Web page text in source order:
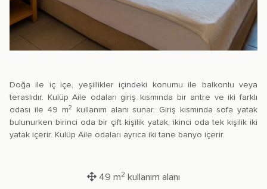
Doğa ile iç içe, yeşillikler içindeki konumu ile balkonlu veya
teraslıdır. Kulüp Aile odaları giriş kısmında bir antre ve iki farklı
odası ile 49 m2
kullanım alanı sunar. Giriş kısmında sofa yatak
bulunurken birinci oda bir çift kişilik yatak, ikinci oda tek kişilik iki
yatak içerir. Kulüp Aile odaları ayrıca iki tane banyo içerir.
49 m2 kullanım alanı